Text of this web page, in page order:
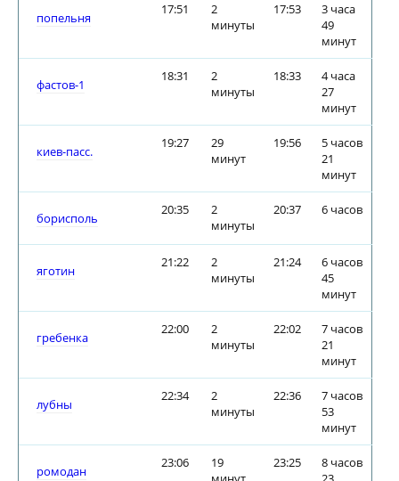
попельня
17:51
2
минуты
17:53
3 часа
49
минут
фастов-1
18:31
2
минуты
18:33
4 часа
27
минут
киев-пасс.
19:27
29
минут
19:56
5 часов
21
минут
борисполь
20:35
2
минуты
20:37 6 часов
яготин
21:22
2
минуты
21:24
6 часов
45
минут
гребенка
22:00
2
минуты
22:02
7 часов
21
минут
лубны
22:34
2
минуты
22:36
7 часов
53
минут
ромодан
23:06
19
23:25
8 часов